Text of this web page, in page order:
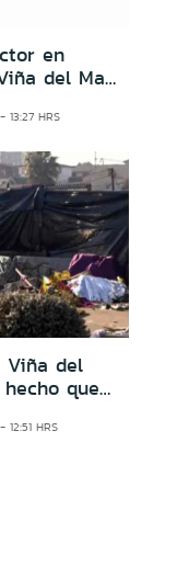
en
del Mar
HRS
Viña del
que
HRS